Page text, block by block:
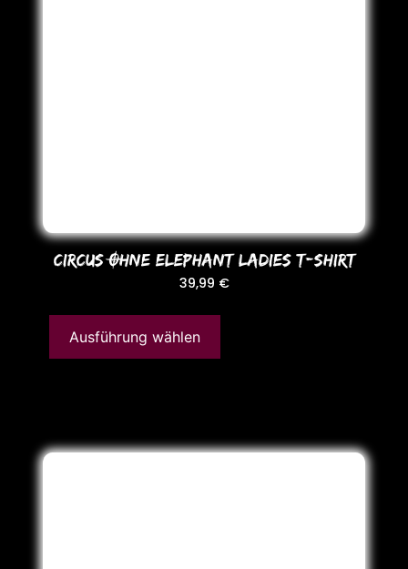
CIRCUS OHNE ELEPHANT LADIES T-SHIRT
39,99 €
Ausführung wählen